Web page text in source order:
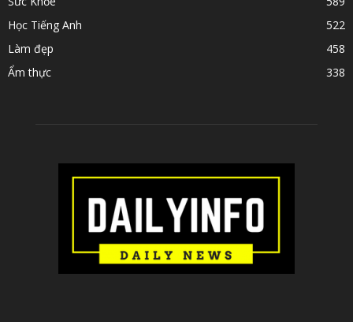
Học Tiếng Anh
522
Làm đẹp
458
Ẩm thực
338